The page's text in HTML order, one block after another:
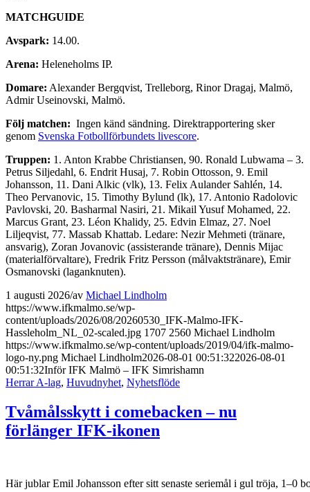
MATCHGUIDE
Avspark: 14.00.
Arena: Heleneholms IP.
Domare: Alexander Bergqvist, Trelleborg, Rinor Dragaj, Malmö,
Admir Useinovski, Malmö.
Följ matchen: Ingen känd sändning. Direktrapportering sker
genom Svenska Fotbollförbundets livescore.
Truppen: 1. Anton Krabbe Christiansen, 90. Ronald Lubwama – 3.
Petrus Siljedahl, 6. Endrit Husaj, 7. Robin Ottosson, 9. Emil
Johansson, 11. Dani Alkic (vlk), 13. Felix Aulander Sahlén, 14.
Theo Pervanovic, 15. Timothy Bylund (lk), 17. Antonio Radolovic
Pavlovski, 20. Basharmal Nasiri, 21. Mikail Yusuf Mohamed, 22.
Marcus Grant, 23. Léon Khalidy, 25. Edvin Elmaz, 27. Noel
Liljeqvist, 77. Massab Khattab. Ledare: Nezir Mehmeti (tränare,
ansvarig), Zoran Jovanovic (assisterande tränare), Dennis Mijac
(materialförvaltare), Fredrik Fritz Persson (målvaktstränare), Emir
Osmanovski (laganknuten).
1 augusti 2026/av Michael Lindholm
https://www.ifkmalmo.se/wp-
content/uploads/2026/08/20260530_IFK-Malmo-IFK-
Hassleholm_NL_02-scaled.jpg 1707 2560 Michael Lindholm
https://www.ifkmalmo.se/wp-content/uploads/2019/04/ifk-malmo-
logo-ny.png Michael Lindholm2026-08-01 00:51:322026-08-01
00:51:32Inför IFK Malmö – IFK Simrishamn
Herrar A-lag, Huvudnyhet, Nyhetsflöde
Tvåmålsskytt i comebacken – nu
förlänger IFK-ikonen
Här jublar Emil Johansson efter sitt senaste seriemål i gul tröja,